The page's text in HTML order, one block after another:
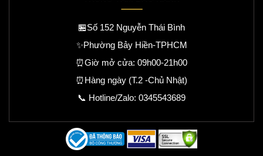
🏪Số 152 Nguyễn Thái Bình
✨Phường Bảy Hiền-TPHCM
⏰Giờ mở cửa: 09h00-21h00
⏰Hàng ngày (T.2 -Chủ Nhật)
📞 Hotline/Zalo: 0345543689